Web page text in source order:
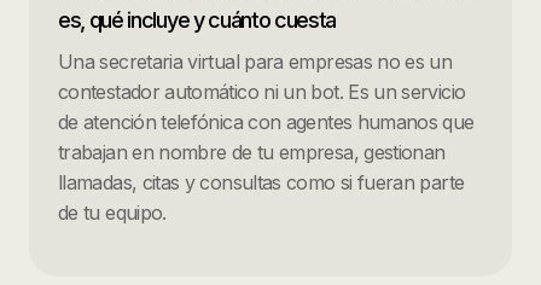
es, qué incluye y cuánto cuesta
Una secretaria virtual para empresas no es un
contestador automático ni un bot. Es un servicio
de atención telefónica con agentes humanos que
trabajan en nombre de tu empresa, gestionan
llamadas, citas y consultas como si fueran parte
de tu equipo.